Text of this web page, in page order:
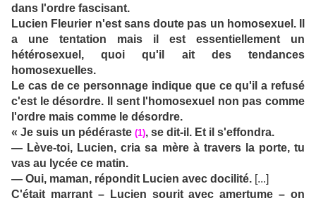
dans l'ordre fascisant.
Lucien Fleurier n'est sans doute pas un homosexuel. Il
a une tentation mais il est essentiellement un
hétérosexuel, quoi qu'il ait des tendances
homosexuelles.
Le cas de ce personnage indique que ce qu'il a refusé
c'est le désordre. Il sent l'homosexuel non pas comme
l'ordre mais comme le désordre.
« Je suis un pédéraste (1), se dit-il. Et il s'effondra.
— Lève-toi, Lucien, cria sa mère à travers la porte, tu
vas au lycée ce matin.
— Oui, maman, répondit Lucien avec docilité. [...]
C'était marrant – Lucien sourit avec amertume – on